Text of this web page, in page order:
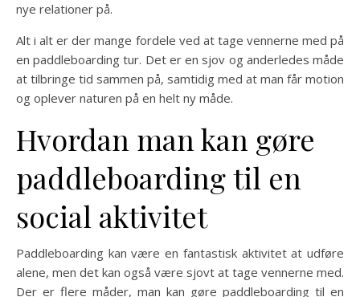
nye relationer på.
Alt i alt er der mange fordele ved at tage vennerne med på
en paddleboarding tur. Det er en sjov og anderledes måde
at tilbringe tid sammen på, samtidig med at man får motion
og oplever naturen på en helt ny måde.
Hvordan man kan gøre
paddleboarding til en
social aktivitet
Paddleboarding kan være en fantastisk aktivitet at udføre
alene, men det kan også være sjovt at tage vennerne med.
Der er flere måder, man kan gøre paddleboarding til en